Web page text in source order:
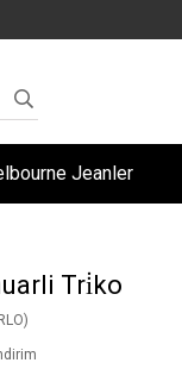
Jeanler
Tri̇ko